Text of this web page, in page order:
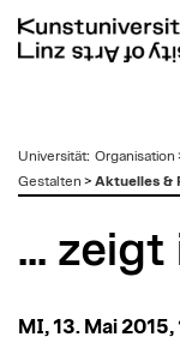
zum
Inhalt
Universität: Organisation
Gestalten > Aktuelles &
...
MI, 13. Mai 2015,